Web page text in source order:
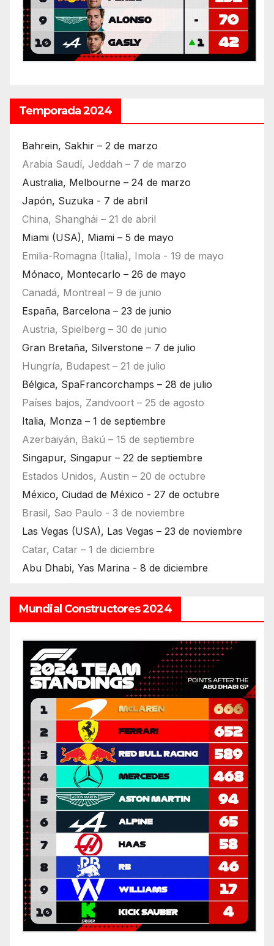
Temporada 2024
Bahrein, Sakhir – 2 de marzo
Arabia Saudí, Jeddah – 7 de marzo
Australia, Melbourne – 24 de marzo
Japón, Suzuka - 7 de abril
China, Shanghái – 21 de abril
Miami (USA), Miami – 5 de mayo
Emilia-Romagna (Italia), Imola - 19 de mayo
Mónaco, Montecarlo – 26 de mayo
Canadá, Montreal – 9 de junio
España, Barcelona – 23 de junio
Austria, Spielberg – 30 de junio
Gran Bretaña, Silverstone – 7 de julio
Hungría, Budapest – 21 de julio
Bélgica, SpaFrancorchamps – 28 de julio
Países bajos, Zandvoort – 25 de agosto
Italia, Monza – 1 de septiembre
Azerbaiyán, Bakú – 15 de septiembre
Singapur, Singapur – 22 de septiembre
Estados Unidos, Austin – 20 de octubre
México, Ciudad de México - 27 de octubre
Brasil, Sao Paulo - 3 de noviembre
Las Vegas (USA), Las Vegas – 23 de noviembre
Catar, Catar – 1 de diciembre
Abu Dhabi, Yas Marina - 8 de diciembre
Mundial Constructores 2024